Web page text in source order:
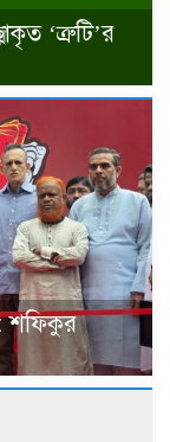
‘ত্রুটি’র
শফিকুর